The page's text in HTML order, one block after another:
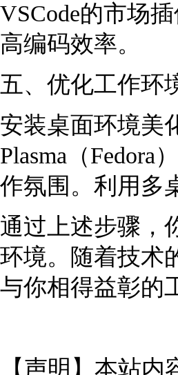
VSCode的市场
高编码效率。
五、优化工作环
安装桌面环境美
Plasma（
作氛围。利用多
通过上述步骤，
环境。随着技术
与你相得益彰的
【声明】本站